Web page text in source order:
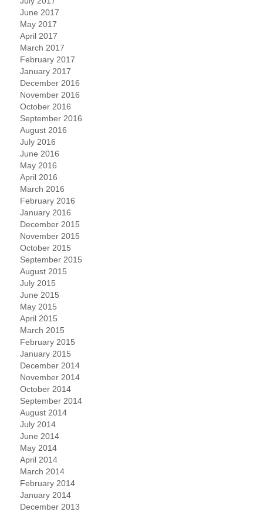
June 2017
May 2017
April 2017
March 2017
February 2017
January 2017
December 2016
November 2016
October 2016
September 2016
August 2016
July 2016
June 2016
May 2016
April 2016
March 2016
February 2016
January 2016
December 2015
November 2015
October 2015
September 2015
August 2015
July 2015
June 2015
May 2015
April 2015
March 2015
February 2015
January 2015
December 2014
November 2014
October 2014
September 2014
August 2014
July 2014
June 2014
May 2014
April 2014
March 2014
February 2014
January 2014
December 2013